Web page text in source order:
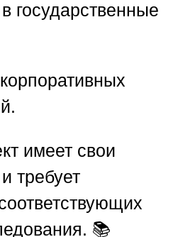
государственные
имеет свои
требует
📚